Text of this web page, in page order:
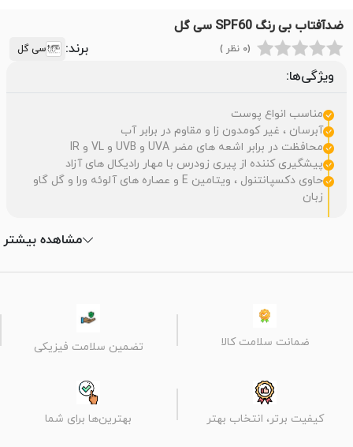
ضدآفتاب بی رنگ SPF60 سی گل
(0 نظر ) برند: سی گل
ویژگی‌ها:
مناسب انواع پوست
آبرسان ، غیر کومدون زا و مقاوم در برابر آب
محافظت در برابر اشعه های مضر UVA و UVB و VL و IR
پیشگیری کننده از پیری زودرس با مهار رادیکال های آزاد
حاوی دکسپانتنول ، ویتامین E و عصاره های آلوئه ورا و گل گاو
زبان
مشاهده بیشتر
ضمانت سلامت کالا تضمین سلامت فیزیکی
کیفیت برتر، انتخاب بهتر بهترین‌ها برای شما